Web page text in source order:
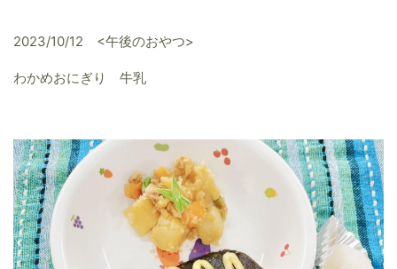
2023/10/12 <午後のおやつ>
わかめおにぎり 牛乳